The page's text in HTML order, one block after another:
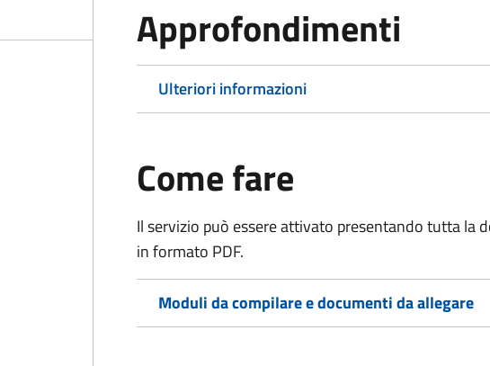
Approfondimenti
Ulteriori informazioni
Come fare
Il servizio può essere attivato presentando tutta la
in formato PDF.
Moduli da compilare e documenti da allegare